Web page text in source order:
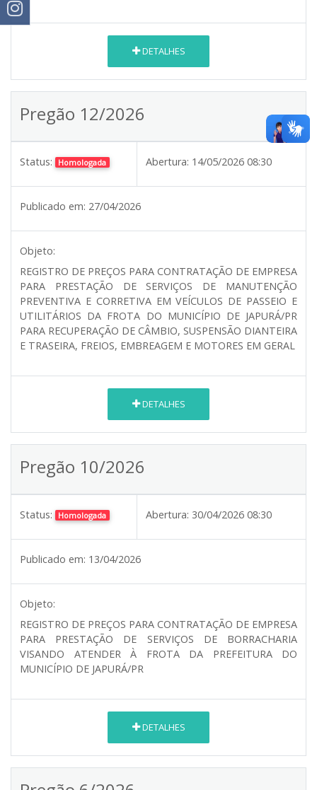
DETALHES
Pregão 12/2026
Status: Homologada Abertura: 14/05/2026 08:30
Publicado em: 27/04/2026
Objeto:
REGISTRO DE PREÇOS PARA CONTRATAÇÃO DE EMPRESA
PARA PRESTAÇÃO DE SERVIÇOS DE MANUTENÇÃO
PREVENTIVA E CORRETIVA EM VEÍCULOS DE PASSEIO E
UTILITÁRIOS DA FROTA DO MUNICÍPIO DE JAPURÁ/PR
PARA RECUPERAÇÃO DE CÂMBIO, SUSPENSÃO DIANTEIRA
E TRASEIRA, FREIOS, EMBREAGEM E MOTORES EM GERAL
DETALHES
Pregão 10/2026
Status: Homologada Abertura: 30/04/2026 08:30
Publicado em: 13/04/2026
Objeto:
REGISTRO DE PREÇOS PARA CONTRATAÇÃO DE EMPRESA
PARA PRESTAÇÃO DE SERVIÇOS DE BORRACHARIA
VISANDO ATENDER À FROTA DA PREFEITURA DO
MUNICÍPIO DE JAPURÁ/PR
DETALHES